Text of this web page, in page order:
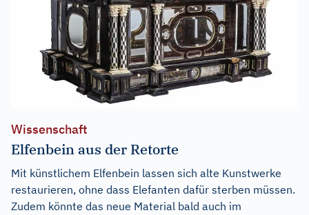
Wissenschaft
Elfenbein aus der Retorte
Mit künstlichem Elfenbein lassen sich alte Kunstwerke
restaurieren, ohne dass Elefanten dafür sterben müssen.
Zudem könnte das neue Material bald auch im